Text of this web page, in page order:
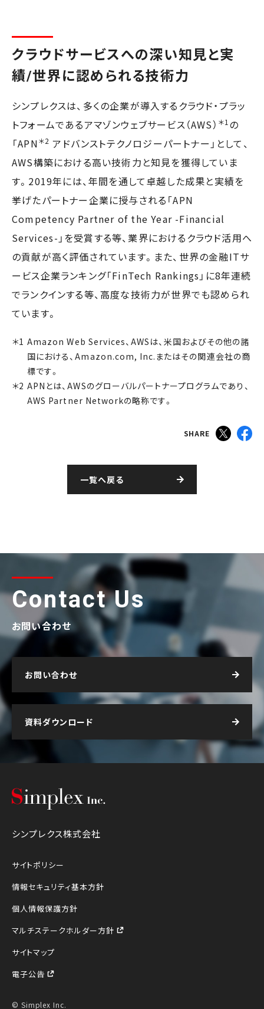
クラウドサービスへの深い知見と実
績/世界に認められる技術力
シンプレクスは、多くの企業が導入するクラウド・プラッ
トフォームであるアマゾンウェブサービス（AWS） ＊1 の
「APN＊2 アドバンストテクノロジーパートナー」として、
AWS構築における高い技術力と知見を獲得していま
す。2019年には、年間を通して卓越した成果と実績を
挙げたパートナー企業に授与される「APN
Competency Partner of the Year -Financial
Services-」を受賞する等、業界におけるクラウド活用へ
の貢献が高く評価されています。また、世界の金融ITサ
ービス企業ランキング「FinTech Rankings」に8年連続
でランクインする等、高度な技術力が世界でも認められ
ています。
Amazon Web Services、AWSは、米国およびその他の諸
国における、Amazon.com, Inc.またはその関連会社の商
標です。
APNとは、AWSのグローバルパートナープログラムであり、
AWS Partner Networkの略称です。
SHARE
一覧へ戻る
Contact Us
お問い合わせ
お問い合わせ
資料ダウンロード
シンプレクス株式会社
サイトポリシー
情報セキュリティ基本方針
個人情報保護方針
マルチステークホルダー方針
サイトマップ
電子公告
© Simplex Inc.